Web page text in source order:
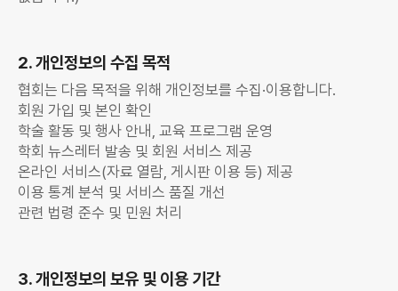
2. 개인정보의 수집 목적
협회는 다음 목적을 위해 개인정보를 수집·이용합니다.
회원 가입 및 본인 확인
학술 활동 및 행사 안내, 교육 프로그램 운영
학회 뉴스레터 발송 및 회원 서비스 제공
온라인 서비스(자료 열람, 게시판 이용 등) 제공
이용 통계 분석 및 서비스 품질 개선
관련 법령 준수 및 민원 처리
3. 개인정보의 보유 및 이용 기간